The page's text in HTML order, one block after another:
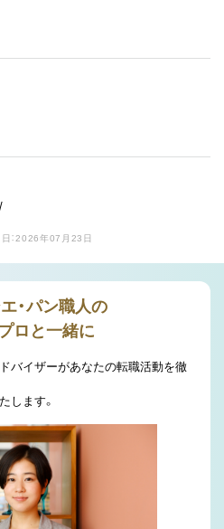
：2026年07月23日
・パン職人の
ロと一緒に
バイザーがあなたの転職活動を徹
します。